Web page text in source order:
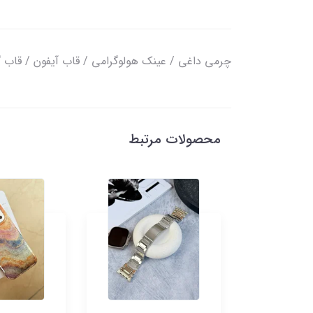
چرمی داغی / عینک هولوگرامی / قاب آیفون /
محصولات مرتبط